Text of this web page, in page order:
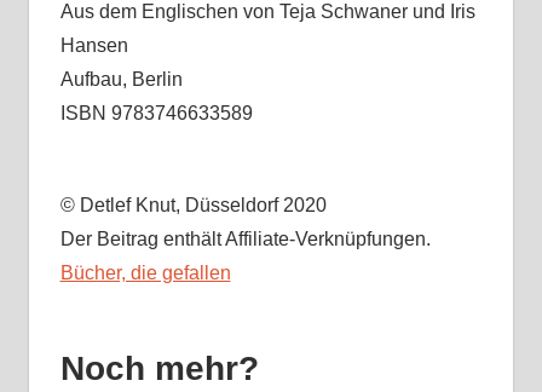
Aus dem Englischen von Teja Schwaner und Iris
Hansen
Aufbau, Berlin
ISBN 9783746633589
© Detlef Knut, Düsseldorf 2020
Der Beitrag enthält Affiliate-Verknüpfungen.
Bücher, die gefallen
Noch mehr?